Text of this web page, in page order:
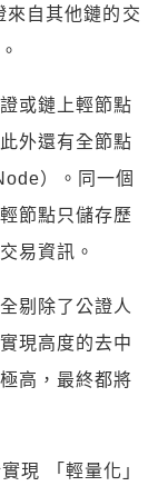
自其他鏈的交
或鏈上輕節點
外還有全節點
）。同一個
節點只儲存歷
易資訊。
剔除了公證人
現高度的去中
高，最終都將
現 「輕量化」